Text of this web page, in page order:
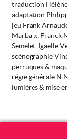
traduction
adaptation
jeu Frank
Marbaix, Franck
Semelet, Igaelle
scénographie
perruques &
régie générale
lumières & mise